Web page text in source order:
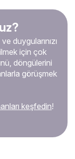
bu
Bu
ve bu
duygularınızı
için çok
döngülerini
görüşmek
keşfedin!